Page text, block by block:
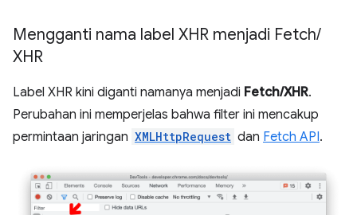
Mengganti nama label XHR menjadi Fetch/
XHR
Label XHR kini diganti namanya menjadi Fetch/XHR.
Perubahan ini memperjelas bahwa filter ini mencakup
permintaan jaringan XMLHttpRequest dan Fetch API.